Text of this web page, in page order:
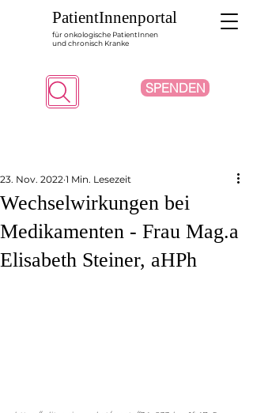
PatientInnenportal
für onkologische PatientInnen
und chronisch Kranke
Suche SPENDEN
Wechselwirkungen bei
Medikamenten - Frau Mag.a
Elisabeth Steiner, aHPh
23. Nov. 2022 1 Min. Lesezeit